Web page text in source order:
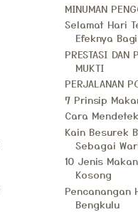
MINUMAN
Selamat Hari
Efeknya
PRESTASI DAN
MUKTI
PERJALANAN
7 Prinsip
Cara
Kain Besurek
Sebagai
10 Jenis
Kosong
Pencanangan
Bengkulu